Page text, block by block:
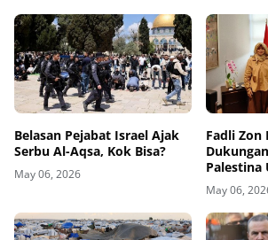
Belasan Pejabat Israel Ajak
Serbu Al-Aqsa, Kok Bisa?
May 06, 2026
Fadli Zon
Palestina
Delegasi
May 06,